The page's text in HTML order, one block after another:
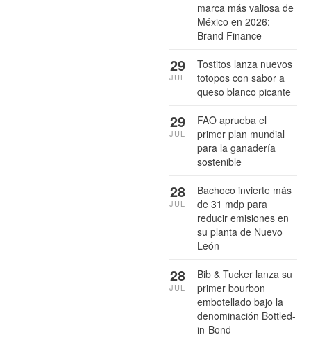
marca más valiosa de
México en 2026:
Brand Finance
Tostitos lanza nuevos
totopos con sabor a
queso blanco picante
29
JUL
FAO aprueba el
primer plan mundial
para la ganadería
sostenible
29
JUL
Bachoco invierte más
de 31 mdp para
reducir emisiones en
su planta de Nuevo
León
28
JUL
Bib & Tucker lanza su
primer bourbon
embotellado bajo la
denominación Bottled-
in-Bond
28
JUL